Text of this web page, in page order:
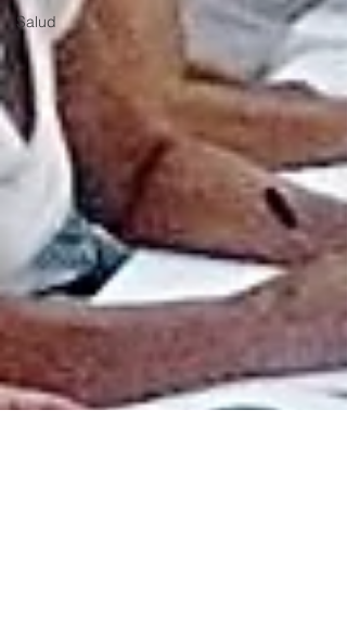
Salud